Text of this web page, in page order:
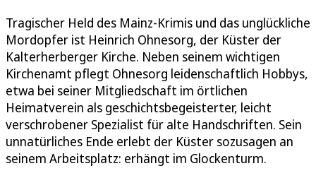
Tragischer Held des Mainz-Krimis und das unglückliche
Mordopfer ist Heinrich Ohnesorg, der Küster der
Kalterherberger Kirche. Neben seinem wichtigen
Kirchenamt pflegt Ohnesorg leidenschaftlich Hobbys,
etwa bei seiner Mitgliedschaft im örtlichen
Heimatverein als geschichtsbegeisterter, leicht
verschrobener Spezialist für alte Handschriften. Sein
unnatürliches Ende erlebt der Küster sozusagen an
seinem Arbeitsplatz: erhängt im Glockenturm.